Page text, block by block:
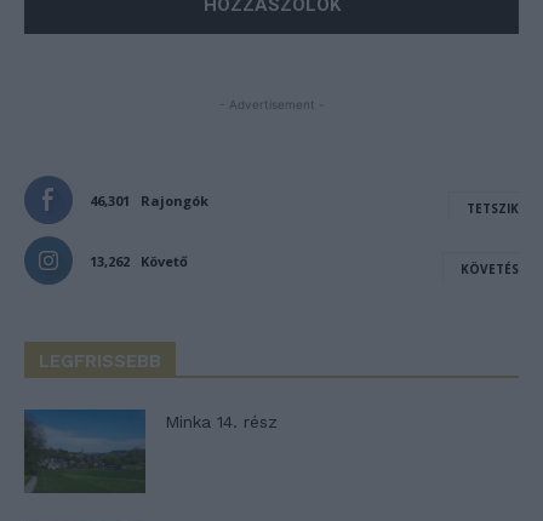
- Advertisement -
46,301 Rajongók TETSZIK
13,262 Követő KÖVETÉS
LEGFRISSEBB
Minka 14. rész